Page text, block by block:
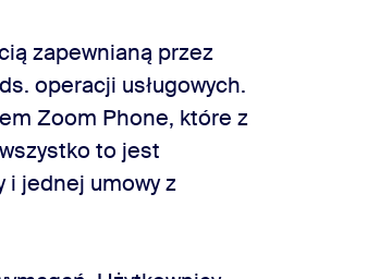
zapewnianą przez
operacji usługowych.
Zoom Phone, które z
to jest
i jednej umowy z